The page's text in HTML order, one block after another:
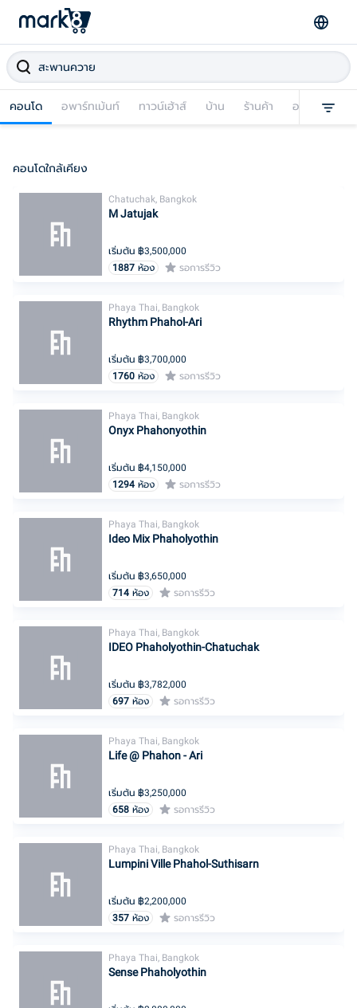
คอนโด อพาร์ทเม้นท์ ทาวน์เฮ้าส์ บ้าน ร้านค้า อาคารพาณิช
คอนโดใกล้เคียง
Chatuchak, Bangkok
M Jatujak
เริ่มต้น ฿3,500,000
1887 ห้อง รอการรีวิว
Phaya Thai, Bangkok
Rhythm Phahol-Ari
เริ่มต้น ฿3,700,000
1760 ห้อง รอการรีวิว
Phaya Thai, Bangkok
Onyx Phahonyothin
เริ่มต้น ฿4,150,000
1294 ห้อง รอการรีวิว
Phaya Thai, Bangkok
Ideo Mix Phaholyothin
เริ่มต้น ฿3,650,000
714 ห้อง รอการรีวิว
Phaya Thai, Bangkok
IDEO Phaholyothin-Chatuchak
เริ่มต้น ฿3,782,000
697 ห้อง รอการรีวิว
Phaya Thai, Bangkok
Life @ Phahon - Ari
เริ่มต้น ฿3,250,000
658 ห้อง รอการรีวิว
Phaya Thai, Bangkok
Lumpini Ville Phahol-Suthisarn
เริ่มต้น ฿2,200,000
357 ห้อง รอการรีวิว
Phaya Thai, Bangkok
Sense Phaholyothin